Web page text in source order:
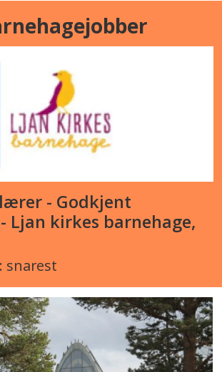
- Godkjent
Ljan kirkes barnehage,
snarest